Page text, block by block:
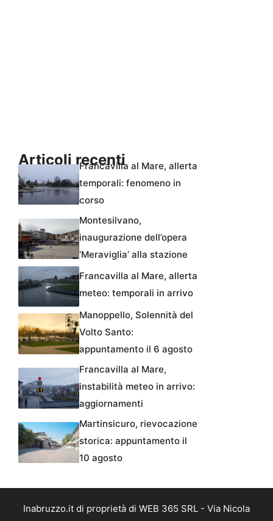
Articoli recentiFrancavilla al Mare, allerta
temporali: fenomeno in
corso
Montesilvano,
inaugurazione dell’opera
‘Meraviglia’ alla stazione
Francavilla al Mare, allerta
meteo: temporali in arrivo
Manoppello, Solennità del
Volto Santo:
appuntamento il 6 agosto
Francavilla al Mare,
instabilità meteo in arrivo:
aggiornamenti
Martinsicuro, rievocazione
storica: appuntamento il
10 agosto
Inabruzzo.it di proprietà di WEB 365 SRL - Via Nicola